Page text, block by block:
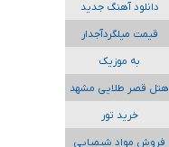
دانلود آهنگ جدید
قیمت میلگردآجدار
به موزیک
هتل قصر طلایی مشهد
خرید تور
فروش مواد شیمیایی